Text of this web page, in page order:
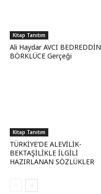
Kitap Tanıtım
Ali Haydar AVCI BEDREDDİN
BÖRKLÜCE Gerçeği
Kitap Tanıtım
TÜRKİYE’DE ALEVİLİK-
BEKTAŞİLİKLE İLGİLİ
HAZIRLANAN SÖZLÜKLER